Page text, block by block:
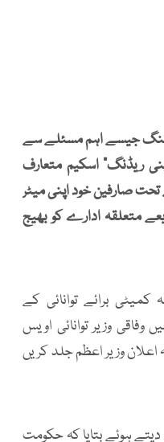
جیسے اہم مسئلے سے
ریڈنگ" اسکیم متعارف
صارفین خود اپنی میٹر
متعلقہ ادارے کو بھیج
برائے توانائی کے
وزیر توانائی اویس
اعلان وزیر اعظم جلد کریں
ہوئے بتایا کہ حکومت